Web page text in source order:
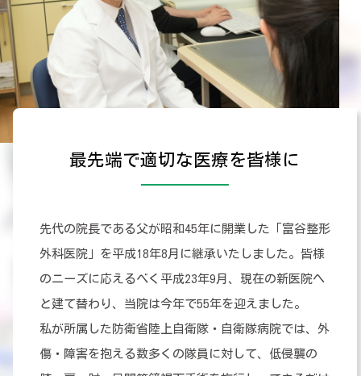
最先端で適切な医療を皆様に
先代の院長である父が昭和45年に開業した「富谷整形
外科医院」を平成18年8月に継承いたしました。皆様
のニーズに応えるべく平成23年9月、現在の新医院へ
と建て替わり、当院は今年で55年を迎えました。
私が所属した防衛省陸上自衛隊・自衛隊病院では、外
傷・障害を抱える数多くの隊員に対して、低侵襲の